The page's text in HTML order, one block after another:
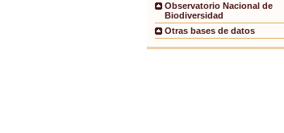
Observatorio Nacional de
Biodiversidad
Otras bases de datos